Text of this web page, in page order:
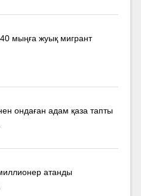
мыңға жуық мигрант
ондаған адам қаза тапты
атанды